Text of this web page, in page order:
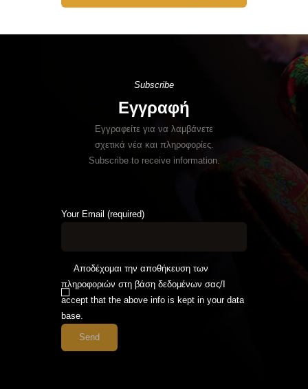
Subscribe
Εγγραφή
Εγγραφείτε για να λαμβάνετε
σχετικά νέα και πληροφορίες.
Subscribe to receive information.
Your Email (required)
Αποδέχομαι την αποθήκευση των
πληροφοριών στη βάση δεδομένων σας/I
accept that the above info is kept in your data
base.